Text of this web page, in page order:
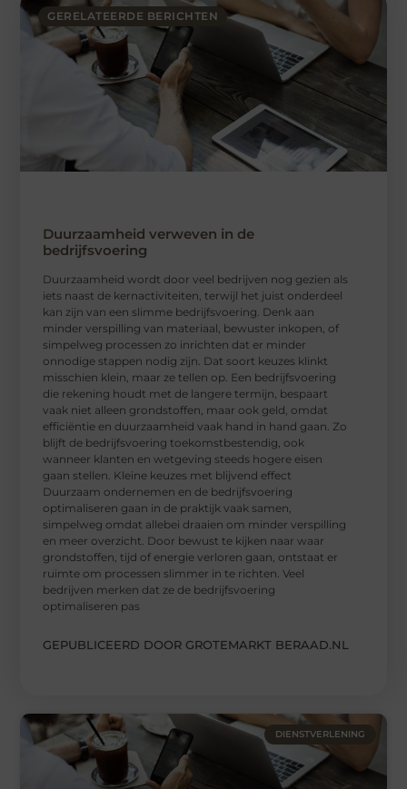
GERELATEERDE BERICHTEN
Duurzaamheid verweven in de
bedrijfsvoering
Duurzaamheid wordt door veel bedrijven nog gezien als
iets naast de kernactiviteiten, terwijl het juist onderdeel
kan zijn van een slimme bedrijfsvoering. Denk aan
minder verspilling van materiaal, bewuster inkopen, of
simpelweg processen zo inrichten dat er minder
onnodige stappen nodig zijn. Dat soort keuzes klinkt
misschien klein, maar ze tellen op. Een bedrijfsvoering
die rekening houdt met de langere termijn, bespaart
vaak niet alleen grondstoffen, maar ook geld, omdat
efficiëntie en duurzaamheid vaak hand in hand gaan. Zo
blijft de bedrijfsvoering toekomstbestendig, ook
wanneer klanten en wetgeving steeds hogere eisen
gaan stellen. Kleine keuzes met blijvend effect
Duurzaam ondernemen en de bedrijfsvoering
optimaliseren gaan in de praktijk vaak samen,
simpelweg omdat allebei draaien om minder verspilling
en meer overzicht. Door bewust te kijken naar waar
grondstoffen, tijd of energie verloren gaan, ontstaat er
ruimte om processen slimmer in te richten. Veel
bedrijven merken dat ze de bedrijfsvoering
optimaliseren pas
GEPUBLICEERD DOOR GROTEMARKT BERAAD.NL
DIENSTVERLENING